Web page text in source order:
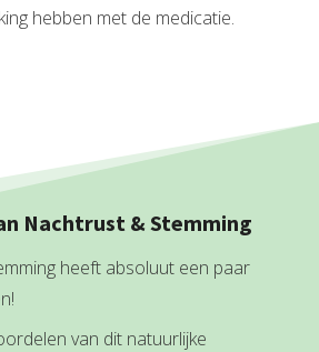
hebben met de medicatie.
Nachtrust & Stemming
heeft absoluut een paar
van dit natuurlijke